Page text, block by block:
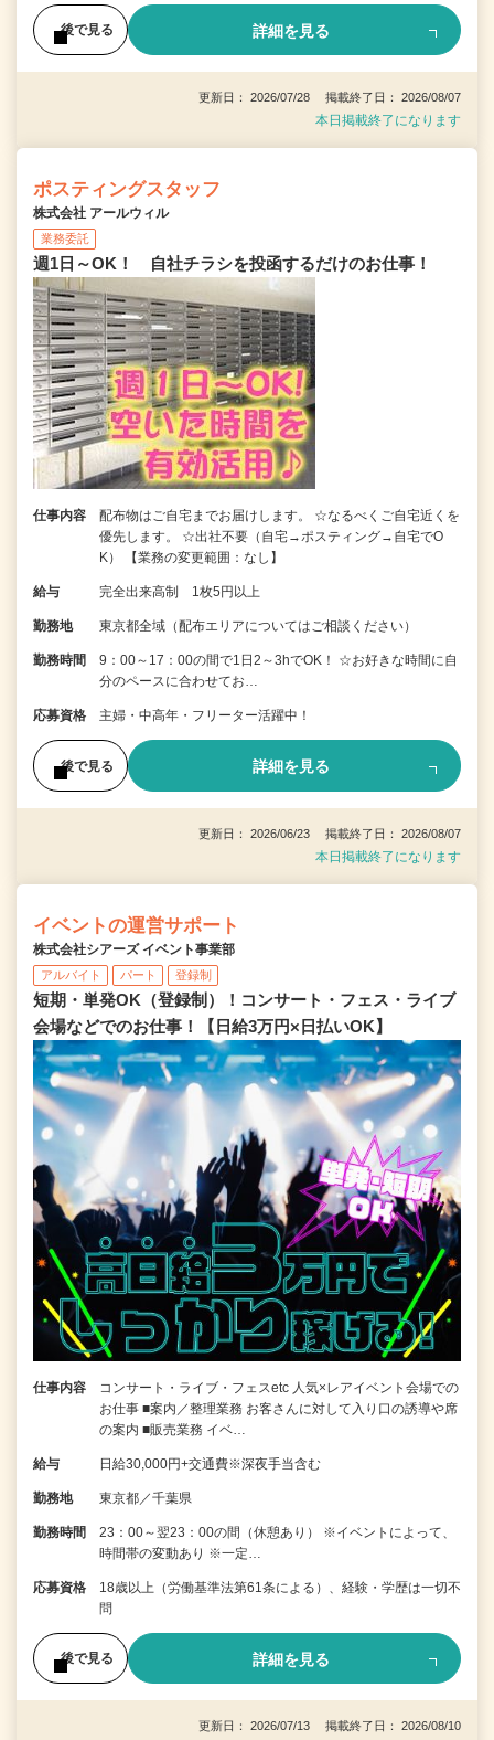
後で見る 詳細を見る
更新日： 2026/07/28 掲載終了日： 2026/08/07
本日掲載終了になります
ポスティングスタッフ
株式会社 アールウィル
業務委託
週1日～OK！ 自社チラシを投函するだけのお仕事！
仕事内容
配布物はご自宅までお届けします。 ☆なるべくご自宅近くを
優先します。 ☆出社不要（自宅→ポスティング→自宅でO
K） 【業務の変更範囲：なし】
給与 完全出来高制 1枚5円以上
勤務地 東京都全域（配布エリアについてはご相談ください）
勤務時間
9：00～17：00の間で1日2～3hでOK！ ☆お好きな時間に自
分のペースに合わせてお…
応募資格 主婦・中高年・フリーター活躍中！
後で見る 詳細を見る
更新日： 2026/06/23 掲載終了日： 2026/08/07
本日掲載終了になります
イベントの運営サポート
株式会社シアーズ イベント事業部
アルバイト パート 登録制
短期・単発OK（登録制）！コンサート・フェス・ライブ
会場などでのお仕事！【日給3万円×日払いOK】
仕事内容
コンサート・ライブ・フェスetc 人気×レアイベント会場での
お仕事 ■案内／整理業務 お客さんに対して入り口の誘導や席
の案内 ■販売業務 イベ…
給与 日給30,000円+交通費※深夜手当含む
勤務地 東京都／千葉県
勤務時間
23：00～翌23：00の間（休憩あり） ※イベントによって、
時間帯の変動あり ※一定…
応募資格
18歳以上（労働基準法第61条による）、経験・学歴は一切不
問
後で見る 詳細を見る
更新日： 2026/07/13 掲載終了日： 2026/08/10